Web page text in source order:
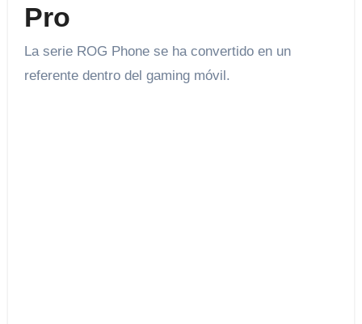
Pro
La serie ROG Phone se ha convertido en un
referente dentro del gaming móvil.